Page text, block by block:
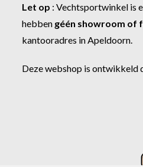
Let op :Vechtsportwinkel is
hebben géén showroom of
kantooradres in Apeldoorn.
Deze webshop is ontwikkeld